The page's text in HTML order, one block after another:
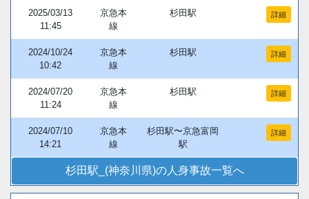
2025/03/13
11:45
京急本
線
杉田駅 詳細
2024/10/24
10:42
京急本
線
杉田駅 詳細
2024/07/20
11:24
京急本
線
杉田駅 詳細
2024/07/10
14:21
京急本
線
杉田駅〜京急富岡
駅
詳細
杉田駅_(神奈川県)の人身事故一覧へ